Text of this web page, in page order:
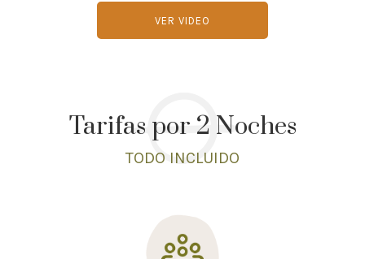
VER VIDEO
Tarifas por 2 Noches
TODO INCLUIDO